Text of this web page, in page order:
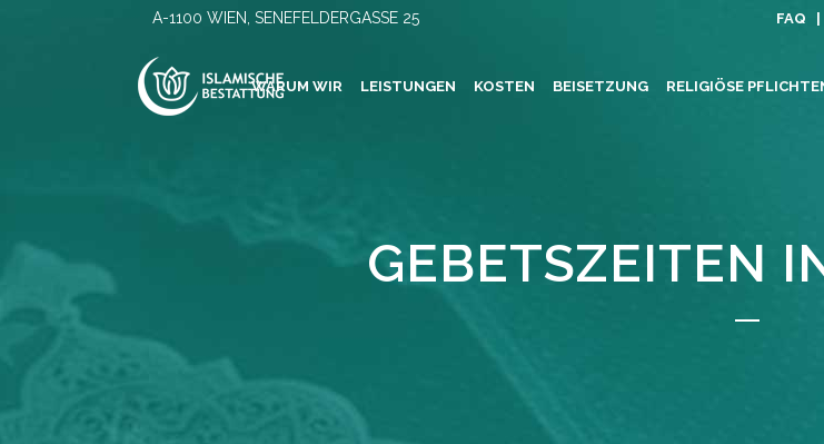
A-1100 WIEN, SENEFELDERGASSE 25 FAQ |
WARUM WIR LEISTUNGEN KOSTEN BEISETZUNG RELIGIÖSE
GEBETSZEITEN